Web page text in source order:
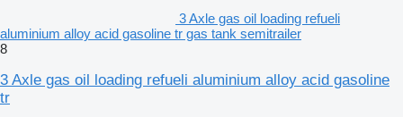
3 Axle gas oil loading refueli
aluminium alloy acid gasoline tr gas tank semitrailer
8
3 Axle gas oil loading refueli aluminium alloy acid gasoline
tr